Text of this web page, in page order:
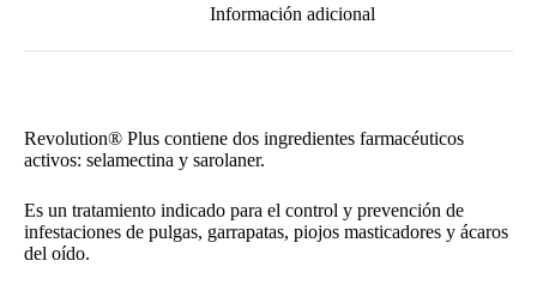
Información adicional
Revolution® Plus contiene dos ingredientes farmacéuticos
activos: selamectina y sarolaner.
Es un tratamiento indicado para el control y prevención de
infestaciones de pulgas, garrapatas, piojos masticadores y ácaros
del oído.